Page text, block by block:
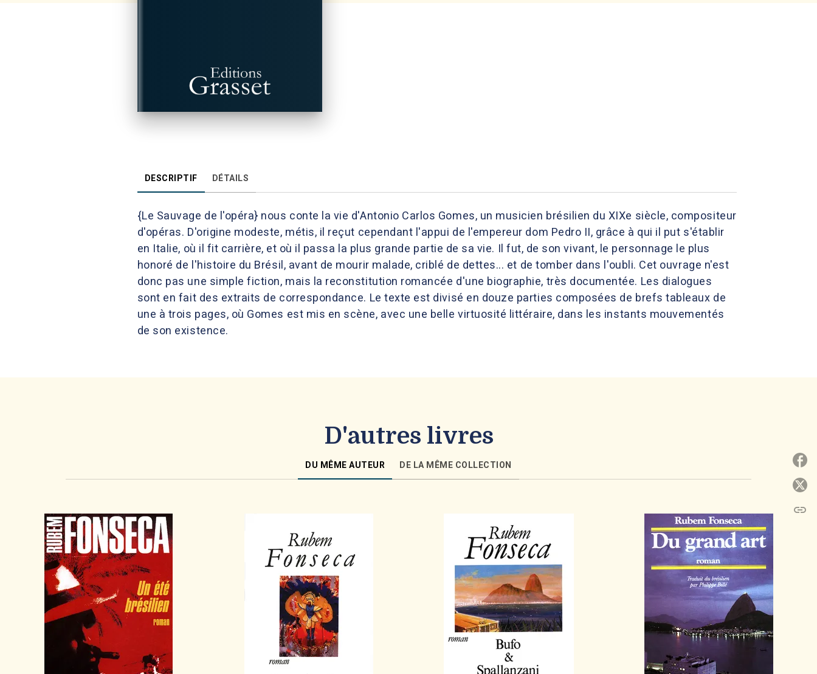
DESCRIPTIF DÉTAILS
{Le Sauvage de l'opéra} nous conte la vie d'Antonio Carlos Gomes, un musicien brésilien du XIXe siècle, compositeur
d'opéras. D'origine modeste, métis, il reçut cependant l'appui de l'empereur dom Pedro II, grâce à qui il put s'établir
en Italie, où il fit carrière, et où il passa la plus grande partie de sa vie. Il fut, de son vivant, le personnage le plus
honoré de l'histoire du Brésil, avant de mourir malade, criblé de dettes... et de tomber dans l'oubli. Cet ouvrage n'est
donc pas une simple fiction, mais la reconstitution romancée d'une biographie, très documentée. Les dialogues
sont en fait des extraits de correspondance. Le texte est divisé en douze parties composées de brefs tableaux de
une à trois pages, où Gomes est mis en scène, avec une belle virtuosité littéraire, dans les instants mouvementés
de son existence.
D'autres livres
DU MÊME AUTEUR DE LA MÊME COLLECTION
link